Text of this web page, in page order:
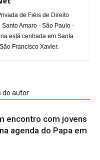
de Fiéis de Direito
Amaro - São Paulo -
está centrada em Santa
Francisco Xavier.
do autor
encontro com jovens
agenda do Papa em